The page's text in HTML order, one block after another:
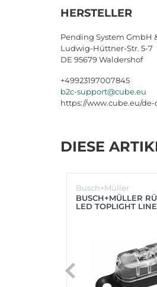
HERSTELLER
Pending System GmbH
Ludwig-Hüttner-Str. 5-7
DE 95679 Waldershof
+49923197007845
b2c-support@cube.eu
https://www.cube.eu/de-
DIESE
Busch+Müller
BUSCH+MÜLLER
LED TOPLIGHT